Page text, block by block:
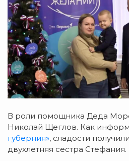
В роли помощника Деда
Николай Щеглов. Как
губерния», сладости
двухлетняя сестра Стефания.